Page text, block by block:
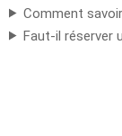
Comment
Faut-il réserver